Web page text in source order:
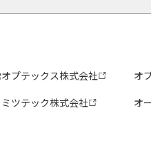
オプテックス株式会社 オ
ミツテック株式会社
オ